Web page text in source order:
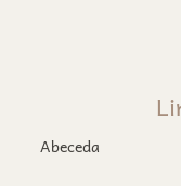
Abeceda